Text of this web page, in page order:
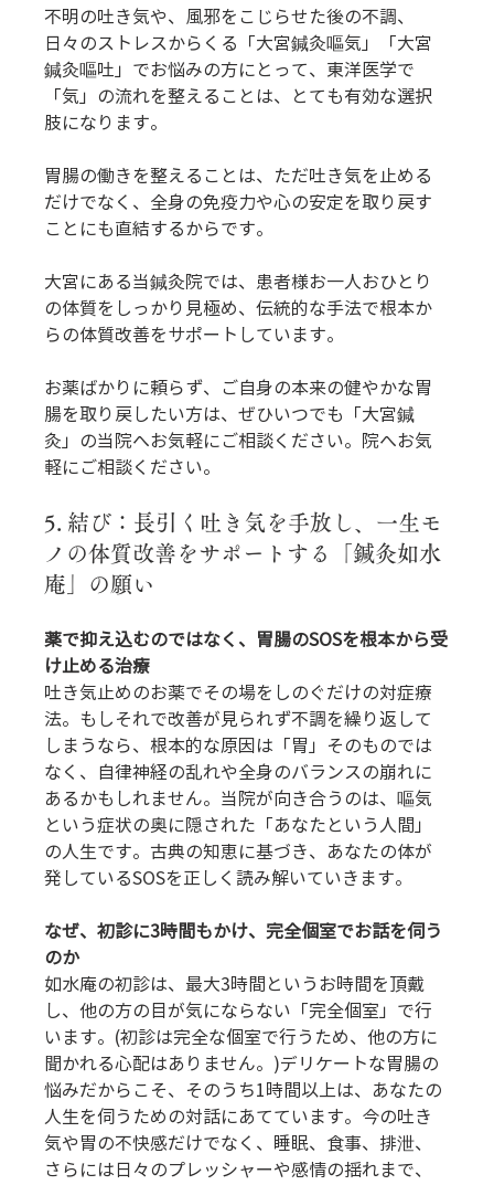
不明の吐き気や、風邪をこじらせた後の不調、
日々のストレスからくる「大宮鍼灸嘔気」「大宮
鍼灸嘔吐」でお悩みの方にとって、東洋医学で
「気」の流れを整えることは、とても有効な選択
肢になります。
胃腸の働きを整えることは、ただ吐き気を止める
だけでなく、全身の免疫力や心の安定を取り戻す
ことにも直結するからです。
大宮にある当鍼灸院では、患者様お一人おひとり
の体質をしっかり見極め、伝統的な手法で根本か
らの体質改善をサポートしています。
お薬ばかりに頼らず、ご自身の本来の健やかな胃
腸を取り戻したい方は、ぜひいつでも「大宮鍼
灸」の当院へお気軽にご相談ください。院へお気
軽にご相談ください。
5. 結び：長引く吐き気を手放し、一生モ
ノの体質改善をサポートする「鍼灸如水
庵」の願い
薬で抑え込むのではなく、胃腸のSOSを根本から受
け止める治療
吐き気止めのお薬でその場をしのぐだけの対症療
法。もしそれで改善が見られず不調を繰り返して
しまうなら、根本的な原因は「胃」そのものでは
なく、自律神経の乱れや全身のバランスの崩れに
あるかもしれません。当院が向き合うのは、嘔気
という症状の奥に隠された「あなたという人間」
の人生です。古典の知恵に基づき、あなたの体が
発しているSOSを正しく読み解いていきます。
なぜ、初診に3時間もかけ、完全個室でお話を伺う
のか
如水庵の初診は、最大3時間というお時間を頂戴
し、他の方の目が気にならない「完全個室」で行
います。(初診は完全な個室で行うため、他の方に
聞かれる心配はありません。)デリケートな胃腸の
悩みだからこそ、そのうち1時間以上は、あなたの
人生を伺うための対話にあてています。今の吐き
気や胃の不快感だけでなく、睡眠、食事、排泄、
さらには日々のプレッシャーや感情の揺れまで、